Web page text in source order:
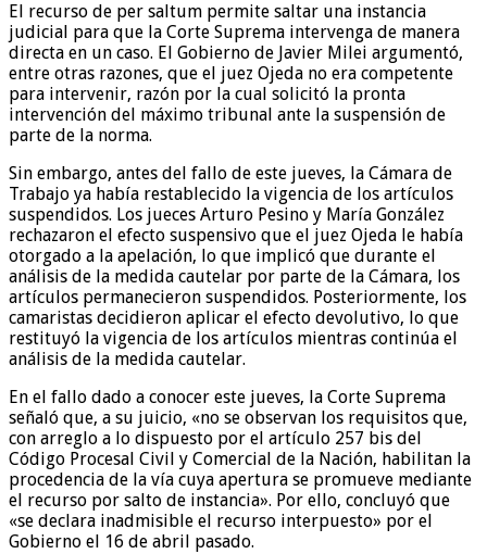
El recurso de per saltum permite saltar una instancia
judicial para que la Corte Suprema intervenga de manera
directa en un caso. El Gobierno de Javier Milei argumentó,
entre otras razones, que el juez Ojeda no era competente
para intervenir, razón por la cual solicitó la pronta
intervención del máximo tribunal ante la suspensión de
parte de la norma.
Sin embargo, antes del fallo de este jueves, la Cámara de
Trabajo ya había restablecido la vigencia de los artículos
suspendidos. Los jueces Arturo Pesino y María González
rechazaron el efecto suspensivo que el juez Ojeda le había
otorgado a la apelación, lo que implicó que durante el
análisis de la medida cautelar por parte de la Cámara, los
artículos permanecieron suspendidos. Posteriormente, los
camaristas decidieron aplicar el efecto devolutivo, lo que
restituyó la vigencia de los artículos mientras continúa el
análisis de la medida cautelar.
En el fallo dado a conocer este jueves, la Corte Suprema
señaló que, a su juicio, «no se observan los requisitos que,
con arreglo a lo dispuesto por el artículo 257 bis del
Código Procesal Civil y Comercial de la Nación, habilitan la
procedencia de la vía cuya apertura se promueve mediante
el recurso por salto de instancia». Por ello, concluyó que
«se declara inadmisible el recurso interpuesto» por el
Gobierno el 16 de abril pasado.